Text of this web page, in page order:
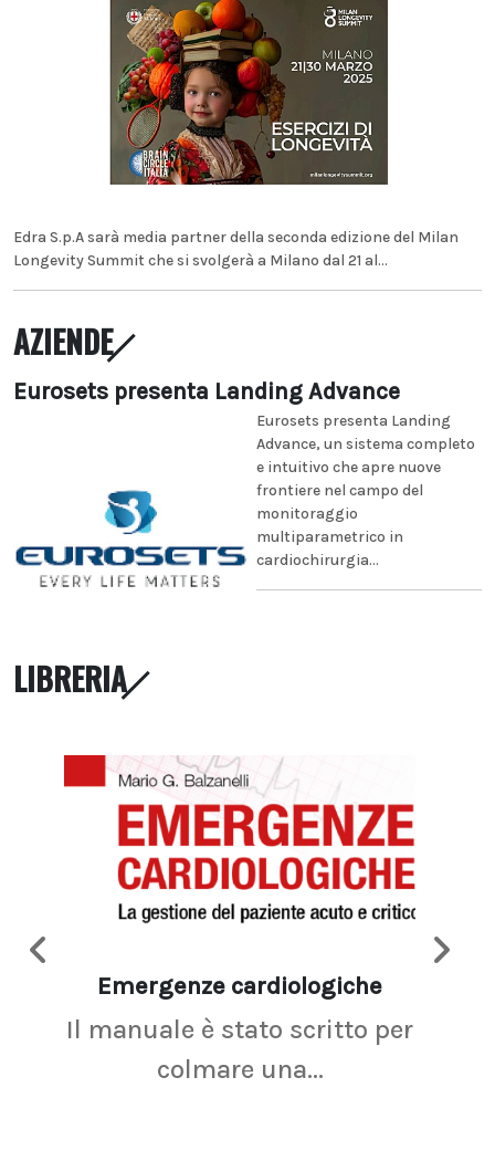
Edra S.p.A sarà media partner della seconda edizione del Milan
Longevity Summit che si svolgerà a Milano dal 21 al...
AZIENDE
Eurosets presenta Landing Advance
Eurosets presenta Landing
Advance, un sistema completo
e intuitivo che apre nuove
frontiere nel campo del
monitoraggio
multiparametrico in
cardiochirurgia...
LIBRERIA
Emergenze cardiologiche
Il manuale è stato scritto per
colmare una...